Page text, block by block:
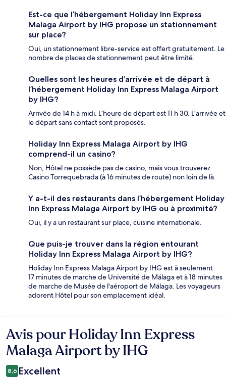
Est-ce que l’hébergement Holiday Inn Express
Malaga Airport by IHG propose un stationnement
sur place?
Oui, un stationnement libre-service est offert gratuitement. Le
nombre de places de stationnement peut être limité.
Quelles sont les heures d’arrivée et de départ à
l’hébergement Holiday Inn Express Malaga Airport
by IHG?
Arrivée de 14 h à midi. L’heure de départ est 11 h 30. L’arrivée et
le départ sans contact sont proposés.
Holiday Inn Express Malaga Airport by IHG
comprend-il un casino?
Non, Hôtel ne possède pas de casino, mais vous trouverez
Casino Torrequebrada (à 16 minutes de route) non loin de là.
Y a-t-il des restaurants dans l’hébergement Holiday
Inn Express Malaga Airport by IHG ou à proximité?
Oui, il y a un restaurant sur place, cuisine internationale.
Que puis-je trouver dans la région entourant
Holiday Inn Express Malaga Airport by IHG?
Holiday Inn Express Malaga Airport by IHG est à seulement
17 minutes de marche de Université de Málaga et à 18 minutes
de marche de Musée de l'aéroport de Málaga. Les voyageurs
adorent Hôtel pour son emplacement idéal.
Avis
Avis pour Holiday Inn Express
Malaga Airport by IHG
8,6 Excellent